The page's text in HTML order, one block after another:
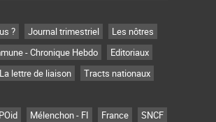
? Journal trimestriel
Les nôtres
- Chronique Hebdo
Editoriaux
La lettre de liaison
Tracts nationaux
Mélenchon - FI France
SNCF